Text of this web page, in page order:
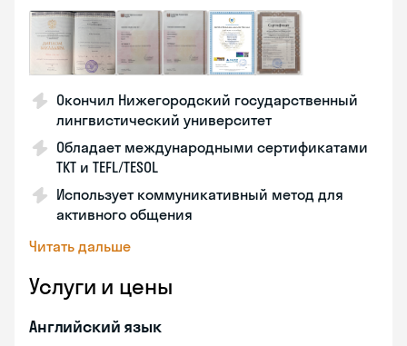
Окончил Нижегородский государственный
лингвистический университет
Обладает международными сертификатами
TKT и TEFL/TESOL
Использует коммуникативный метод для
активного общения
Читать дальше
Услуги и цены
Английский язык